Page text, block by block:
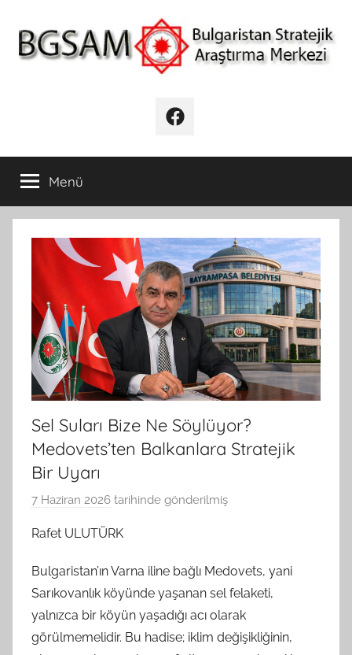
atla
Facebook
Menü
Sel Suları Bize Ne Söylüyor?
Medovets’ten Balkanlara Stratejik
Bir Uyarı
7 Haziran 2026 tarihinde gönderilmiş
a
r
Rafet ULUTÜRK
Bulgaristan’ın Varna iline bağlı Medovets, yani
Sarıkovanlık köyünde yaşanan sel felaketi,
yalnızca bir köyün yaşadığı acı olarak
görülmemelidir. Bu hadise; iklim değişikliğinin,